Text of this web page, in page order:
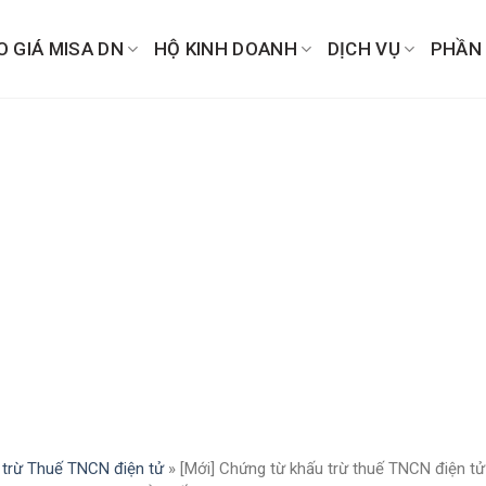
GIÁ MISA DN HỘ KINH DOANH DỊCH VỤ
Thuế TNCN điện tử» [Mới] Chứng từ khấu trừ thuế TNCN điện tử